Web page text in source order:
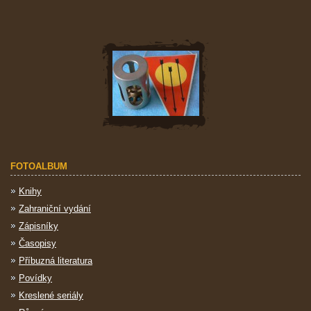
FOTOALBUM
Knihy
Zahraniční vydání
Zápisníky
Časopisy
Příbuzná literatura
Povídky
Kreslené seriály